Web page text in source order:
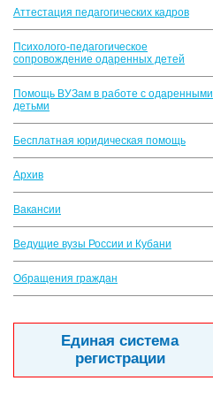
Аттестация педагогических кадров
Психолого-педагогическое
сопровождение одаренных детей
Помощь ВУЗам в работе с одаренными
детьми
Бесплатная юридическая помощь
Архив
Вакансии
Ведущие вузы России и Кубани
Обращения граждан
Единая система
регистрации